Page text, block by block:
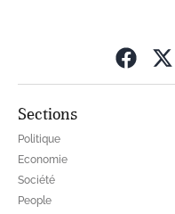
Sections
Politique
Economie
Société
People